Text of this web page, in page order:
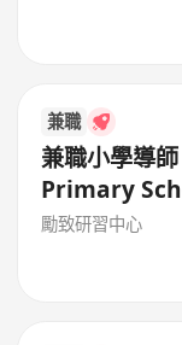
兼職
兼職小學導
Primary
Shatin)
勵致研習中心